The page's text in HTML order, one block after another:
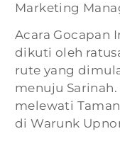
Marketing
Acara Gocapan
dikuti oleh
rute yang
menuju
melewati
di Warunk